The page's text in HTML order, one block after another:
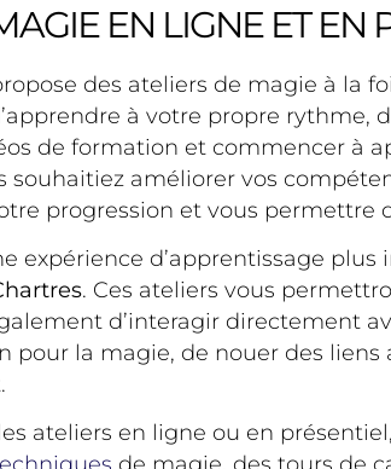
EN LIGNE ET EN
des ateliers de magie à la
à votre propre rythme,
de formation et commencer à
améliorer vos
progression et vous permettre
expérience d’apprentissage
. Ces ateliers vous
d’interagir directement
pour la magie, de nouer des
ateliers en ligne ou en